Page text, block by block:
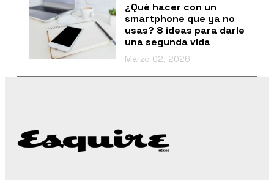
¿Qué hacer con un
smartphone que ya no
usas? 8 ideas para darle
una segunda vida
Marzo 02, 2026